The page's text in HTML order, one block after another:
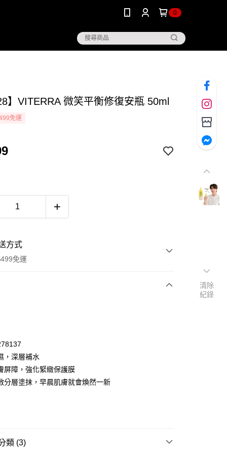
0
】VITERRA 微笑平衡修復安瓶 50ml
免運
方式
免運
款
，深層補水
屏障，強化緊緻保護膜
分層塗抹，早晨肌膚就會煥然一新
類 (3)
清除
紀錄